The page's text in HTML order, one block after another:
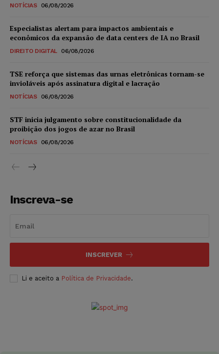
NOTÍCIAS 06/08/2026
Especialistas alertam para impactos ambientais e
econômicos da expansão de data centers de IA no Brasil
DIREITO DIGITAL 06/08/2026
TSE reforça que sistemas das urnas eletrônicas tornam-se
invioláveis após assinatura digital e lacração
NOTÍCIAS 06/08/2026
STF inicia julgamento sobre constitucionalidade da
proibição dos jogos de azar no Brasil
NOTÍCIAS 06/08/2026
Inscreva-se
INSCREVER
Li e aceito a Política de Privacidade.